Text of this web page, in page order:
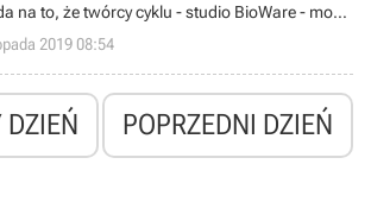
na to, że twórcy cyklu - studio BioWare - mogą
nowe informacje na temat jego kolejnej
2019 08:54
DZIEŃ POPRZEDNI DZIEŃ